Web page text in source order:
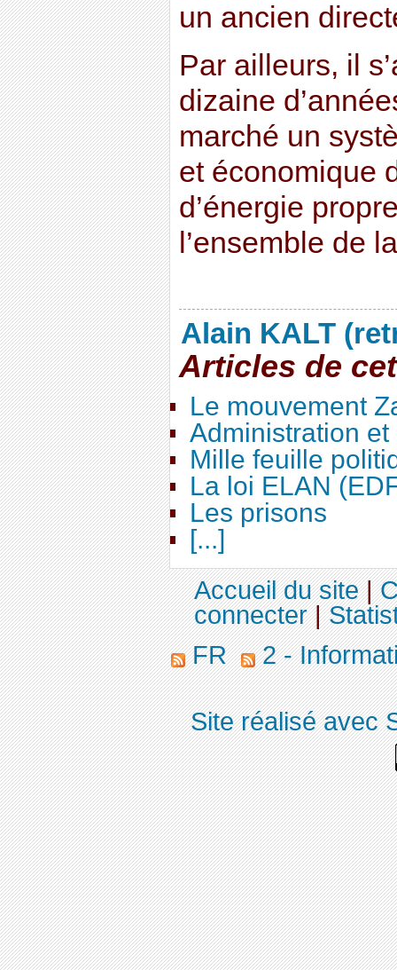
un ancien
Par ailleurs, il
dizaine
marché un
et économique
d’énergie
l’ensemble de
Alain KALT
Articles de
Le mouvement
Administration
Mille feuille
La loi ELAN
Les prisons
[...]
Accueil du site|
connecter|
FR
2 -
Site réalisé avec